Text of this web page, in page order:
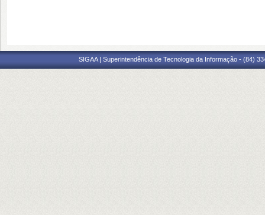
SIGAA | Superintendência de Tecnologia da Informação - (84)